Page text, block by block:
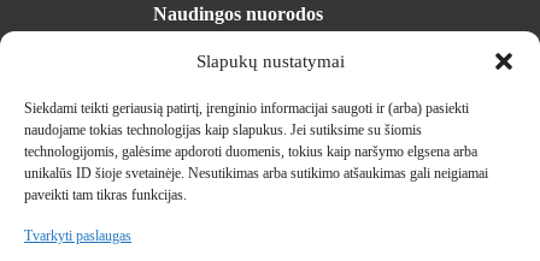
Slapukų nustatymai
Siekdami teikti geriausią patirtį, įrenginio informacijai saugoti ir (arba) pasiekti
naudojame tokias technologijas kaip slapukus. Jei sutiksime su šiomis
technologijomis, galėsime apdoroti duomenis, tokius kaip naršymo elgsena arba
unikalūs ID šioje svetainėje. Nesutikimas arba sutikimo atšaukimas gali neigiamai
paveikti tam tikras funkcijas.
Tvarkyti paslaugas
Naudingos nuorodos
Registracija į mokymus
Parduotuvė
Įrangos nuoma
Naujienos
Kontaktai